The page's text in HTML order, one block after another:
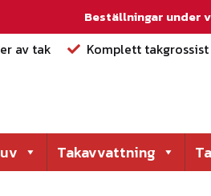
Beställningar under
av tak Komplett takgrossist
Takavvattning